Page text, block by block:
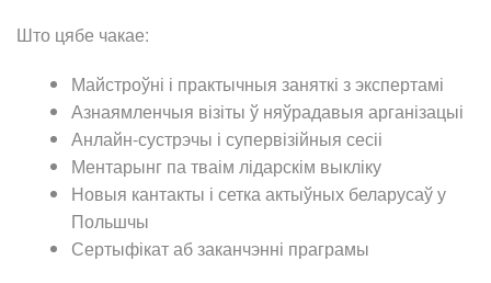
Што цябе чакае:
Майстроўні і практычныя заняткі з экспертамі
Азнаямленчыя візіты ў няўрадавыя арганізацыі
Анлайн-сустрэчы і супервізійныя сесіі
Ментарынг па тваім лідарскім выкліку
Новыя кантакты і сетка актыўных беларусаў у
Польшчы
Сертыфікат аб заканчэнні праграмы